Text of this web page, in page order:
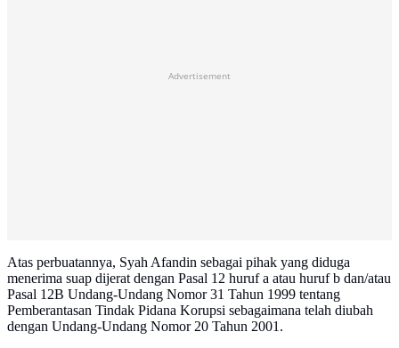
Advertisement
Atas perbuatannya, Syah Afandin sebagai pihak yang diduga
menerima suap dijerat dengan Pasal 12 huruf a atau huruf b dan/atau
Pasal 12B Undang-Undang Nomor 31 Tahun 1999 tentang
Pemberantasan Tindak Pidana Korupsi sebagaimana telah diubah
dengan Undang-Undang Nomor 20 Tahun 2001.